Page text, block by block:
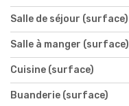
Salle de séjour (surface)
Salle à manger (surface)
Cuisine (surface)
Buanderie (surface)